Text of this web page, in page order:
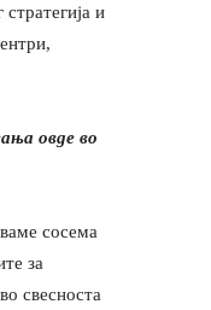
и
овде во
сосема
за
свесноста